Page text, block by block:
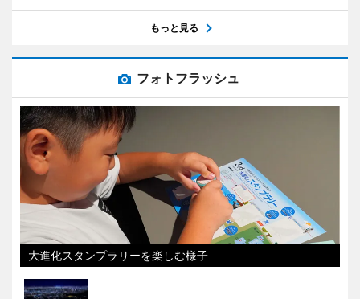
もっと見る
フォトフラッシュ
大進化スタンプラリーを楽しむ様子